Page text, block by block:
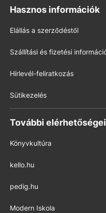
Hasznos információk
Elállás a szerződéstől
Szállítási és fizetési
Hírlevél-feliratkozás
Sütikezelés
További
Könyvkultúra
kello.hu
pedig.hu
Modern Iskola